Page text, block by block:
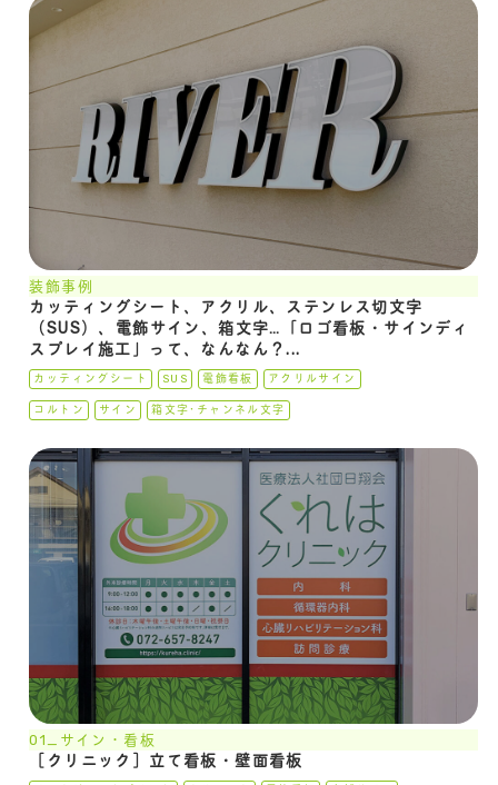
装飾事例
カッティングシート、アクリル、ステンレス切文字
（SUS）、電飾サイン、箱文字…「ロゴ看板・サインディ
スプレイ施工」って、なんなん？...
カッティングシート SUS 電飾看板 アクリルサイン
コルトン サイン 箱文字･チャンネル文字
01_サイン・看板
［クリニック］立て看板・壁面看板